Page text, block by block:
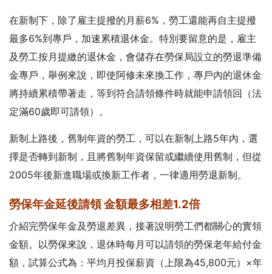
在新制下，除了雇主提撥的月薪6%，勞工還能再自主提撥
最多6%到專戶，加速累積退休金。特別要留意的是，雇主
及勞工按月提繳的退休金，會儲存在勞保局設立的勞退準備
金專戶，舉例來說，即使阿修未來換工作，專戶內的退休金
將持續累積帶著走，等到符合請領條件時就能申請領回（法
定滿60歲即可請領）。
新制上路後，舊制年資的勞工，可以在新制上路5年內，選
擇是否轉到新制，且將舊制年資保留或繼續使用舊制，但從
2005年後新進職場或換新工作者，一律適用勞退新制。
勞保年金延後請領金額最多相差1.2倍
介紹完勞保年金及勞退差異，接著說明勞工們都關心的實領
金額。以勞保來說，退休時每月可以請領的勞保老年給付金
額，試算公式為：平均月投保薪資（上限為45,800元）×年